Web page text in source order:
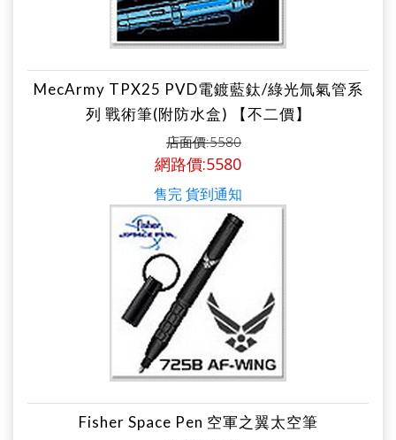
MecArmy TPX25 PVD電鍍藍鈦/綠光氚氣管系
列 戰術筆(附防水盒) 【不二價】
店面價:5580
網路價:5580
售完 貨到通知
Fisher Space Pen 空軍之翼太空筆